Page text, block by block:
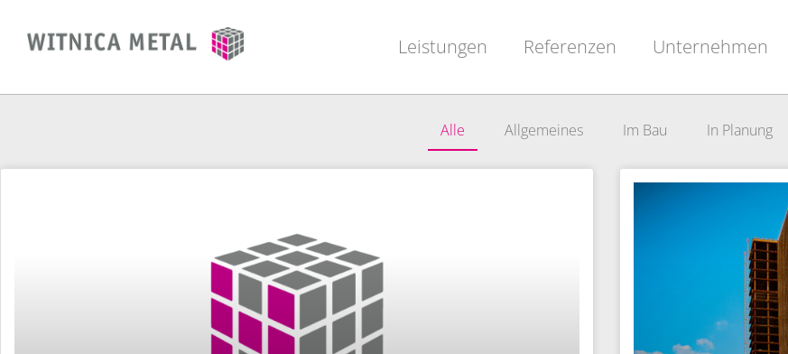
Leistungen Referenzen Unternehmen
Alle Allgemeines Im Bau In Planung